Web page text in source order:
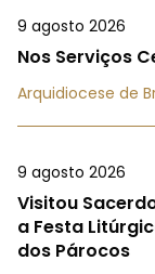
9 agosto 2026
Nos Serviços
Arquidiocese de
9 agosto 2026
Visitou
a Festa
dos Párocos